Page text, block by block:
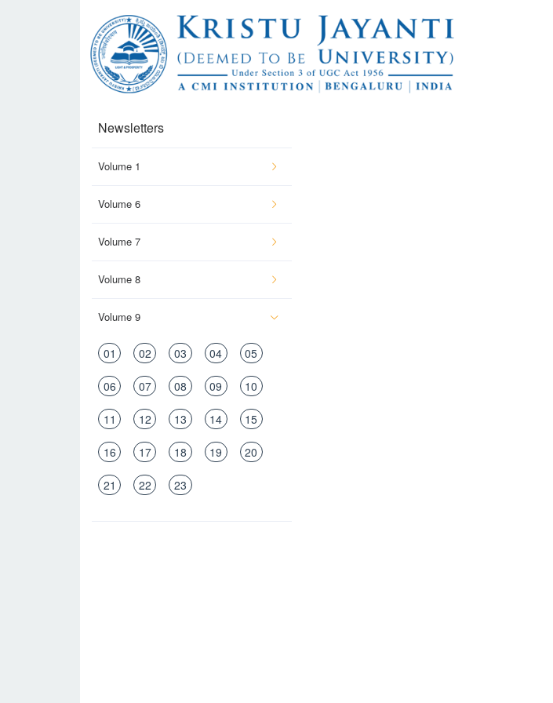
Newsletters
Volume 1
Volume 6
Volume 7
Volume 8
Volume 9
01 02 03 04 05
06 07 08 09 10
11 12 13 14 15
16 17 18 19 20
21 22 23